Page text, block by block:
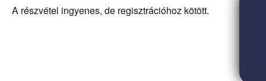
A részvétel ingyenes, de regisztrációhoz kötött.